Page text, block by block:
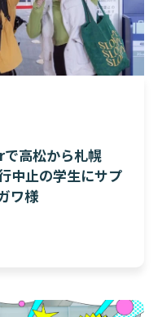
高松から札幌
中止の学生にサプ
ワ様